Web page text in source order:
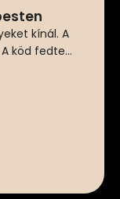
kínál. A
köd fedte...